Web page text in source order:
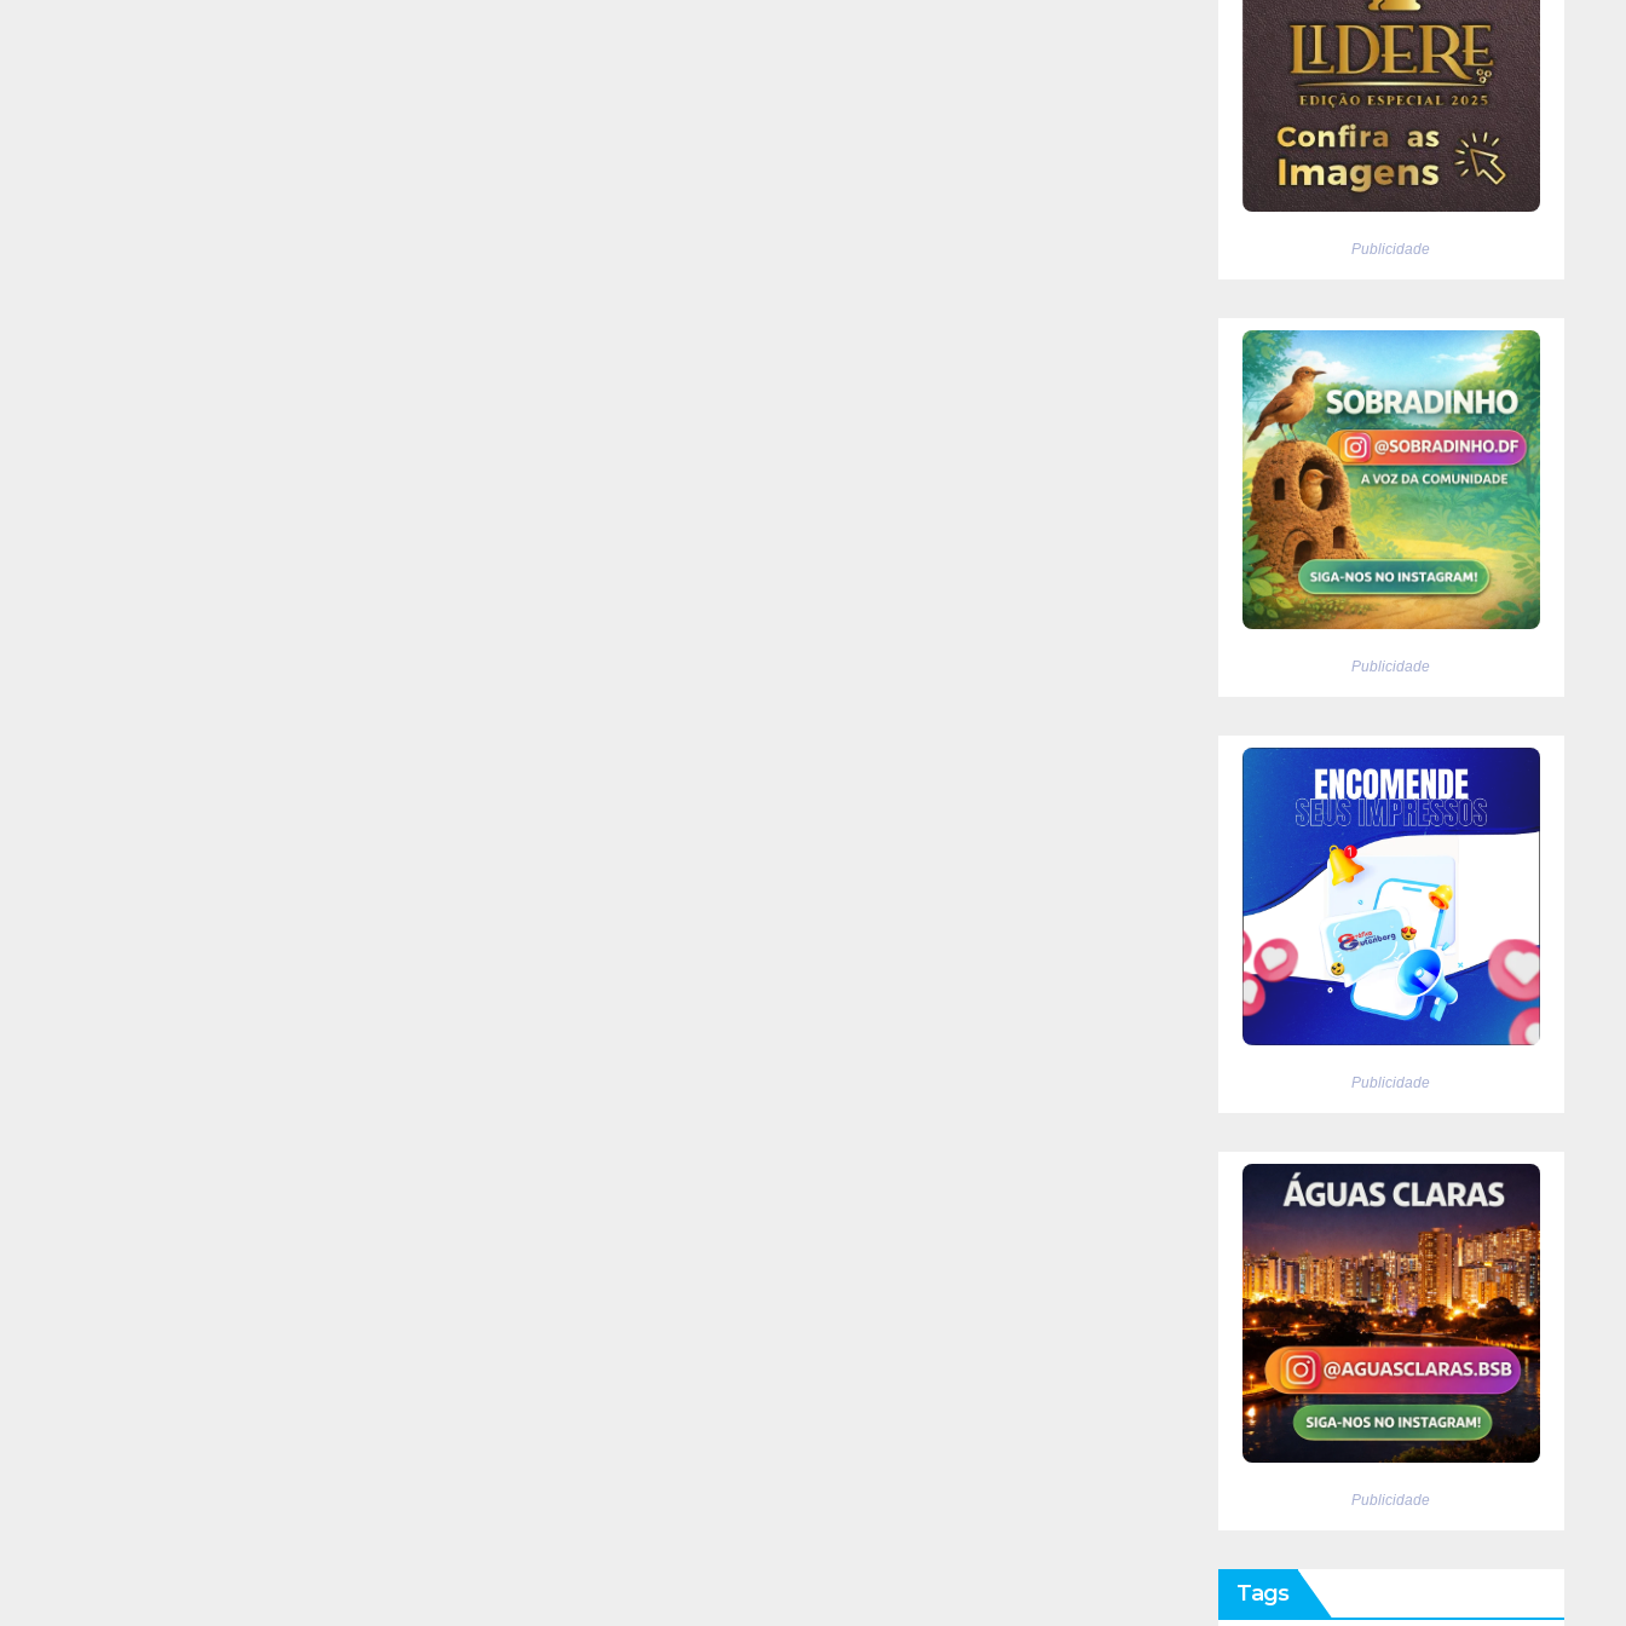
Publicidade
Publicidade
Publicidade
Publicidade
Tags